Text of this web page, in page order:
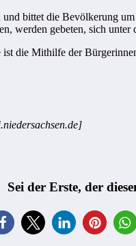
bittet die Bevölkerung
werden gebeten, sich
die Mithilfe der
Sei der Erste, der